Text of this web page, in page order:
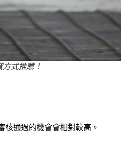
式推薦！
通過的機會會相對較高。